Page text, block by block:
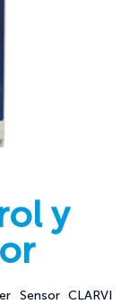
y
Sensor CLARVI